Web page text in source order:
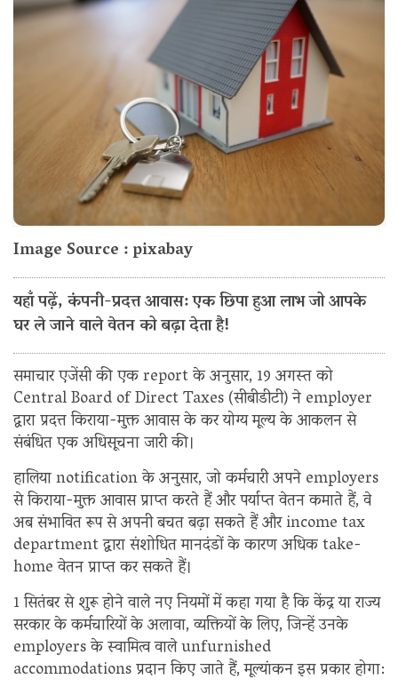
Image Source : pixabay
यहाँ पढ़ें, कंपनी-प्रदत्त आवास: एक छिपा हुआ लाभ जो आपके
घर ले जाने वाले वेतन को बढ़ा देता है!
समाचार एजेंसी की एक report के अनुसार, 19 अगस्त को
Central Board of Direct Taxes (सीबीडीटी) ने employer
द्वारा प्रदत्त किराया-मुक्त आवास के कर योग्य मूल्य के आकलन से
संबंधित एक अधिसूचना जारी की।
हालिया notification के अनुसार, जो कर्मचारी अपने employers
से किराया-मुक्त आवास प्राप्त करते हैं और पर्याप्त वेतन कमाते हैं, वे
अब संभावित रूप से अपनी बचत बढ़ा सकते हैं और income tax
department द्वारा संशोधित मानदंडों के कारण अधिक take-
home वेतन प्राप्त कर सकते हैं।
1 सितंबर से शुरू होने वाले नए नियमों में कहा गया है कि केंद्र या राज्य
सरकार के कर्मचारियों के अलावा, व्यक्तियों के लिए, जिन्हें उनके
employers के स्वामित्व वाले unfurnished
accommodations प्रदान किए जाते हैं, मूल्यांकन इस प्रकार होगा: